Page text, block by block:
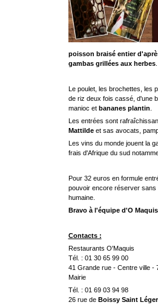
poisson braisé entier
gambas grillées aux herbes.
Le poulet, les brochettes, les
de riz deux fois cassé, d'une
manioc et bananes plantin
Les entrées sont
Mattildeet sas avocats,
Les vins du monde jouent la
frais d'Afrique du sud
Pour 32 euros en formule
pouvoir encore réserver sans
humaine.
Bravo à l'équipe d'O
Contacts :
Restaurants O'Maquis
Tél. : 01 30 65 99 00
41 Grande rue - Centre ville -
Mairie
Tél. : 01 69 03 94 98
26 rue de Boissy Saint Léger